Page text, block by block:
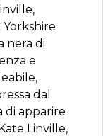
nera di
e
dal
di apparire
Linville,